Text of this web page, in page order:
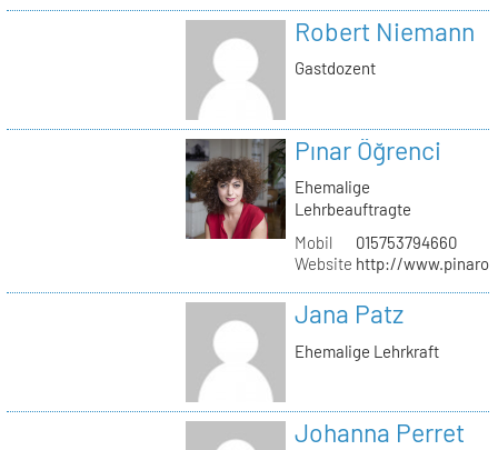
Robert Niemann
Gastdozent
Pınar Öğrenci
Ehemalige
Lehrbeauftragte
Mobil
015753794660
Website http://
Jana Patz
Ehemalige Lehrkraft
Johanna Perret